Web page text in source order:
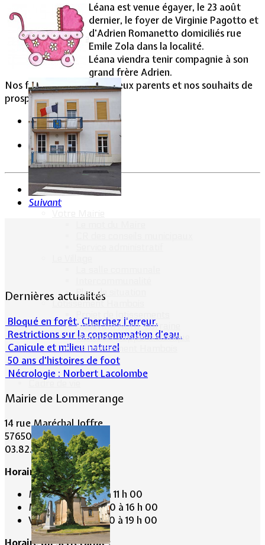
Vie Municipale
Plan de situation
Lotissement Hambois
Projet de lotissements
Sodevam Nord-Lorraine
Hambois, rappel historique
Le lotissement Hambois
Cadre de vie
Léana est venue égayer, le 23 août
dernier, le foyer de Virginie Pagotto et
d'Adrien Romanetto domiciliés rue
Emile Zola dans la localité.
Léana viendra tenir compagnie à son
grand frère Adrien.
Nos félicitations aux heureux parents et nos souhaits de
prospérité au bébé.
Précédent
Suivant
Dernières actualités
Bloqué en forêt. Cherchez l’erreur.
Restrictions sur la consommation d'eau.
Canicule et milieu naturel
50 ans d’histoires de foot
Nécrologie : Norbert Lacolombe
Mairie de Lommerange
14 rue Maréchal Joffre
57650 LOMMERANGE
03.82.84.81.48
Horaire de la Mairie:
Mardi de 10 h 00 à 11 h 00
Mercredi de 14 h 00 à 16 h 00
Vendredi de 17 h 00 à 19 h 00